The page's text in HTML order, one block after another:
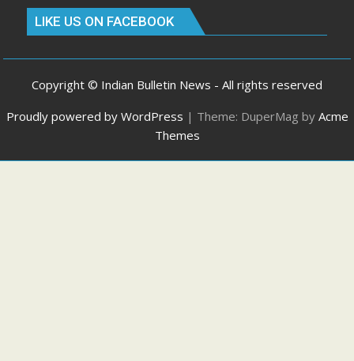
LIKE US ON FACEBOOK
Copyright © Indian Bulletin News - All rights reserved
Proudly powered by WordPress | Theme: DuperMag by Acme
Themes